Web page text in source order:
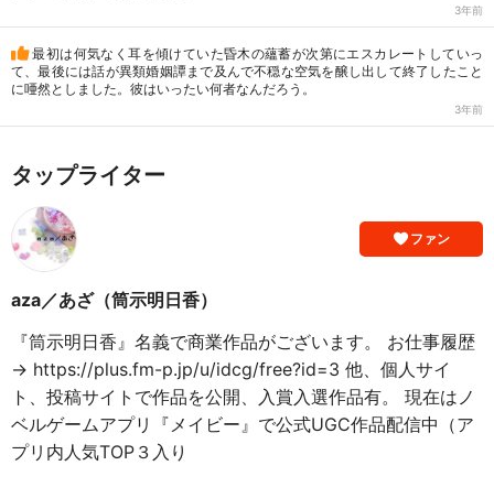
3年前
最初は何気なく耳を傾けていた昏木の蘊蓄が次第にエスカレートしていっ
て、最後には話が異類婚姻譚まで及んで不穏な空気を醸し出して終了したこと
に唖然としました。彼はいったい何者なんだろう。
3年前
タップライター
ファン
aza／あざ（筒示明日香）
『筒示明日香』名義で商業作品がございます。 お仕事履歴
→ https://plus.fm-p.jp/u/idcg/free?id=3 他、個人サイ
ト、投稿サイトで作品を公開、入賞入選作品有。 現在はノ
ベルゲームアプリ『メイビー』で公式UGC作品配信中（ア
プリ内人気TOP３入り